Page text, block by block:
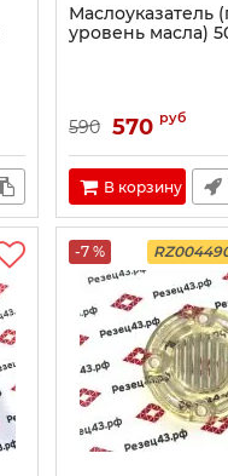
Маслоуказатель
уровень масла)
590 570 руб
В корзину
-7 %